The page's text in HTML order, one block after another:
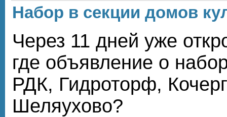
Набор в секции домов
Через 11 дней уже
где объявление о
РДК, Гидроторф,
Шеляухово?